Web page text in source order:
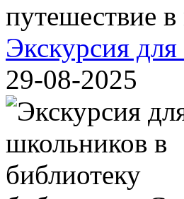
путешествие
Экскурсия
29-08-2025